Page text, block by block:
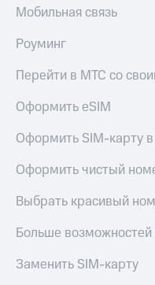
именных
Регистратор
Контакты
деловая этика
Мобильная связь
Роуминг
Перейти в МТС со
Оформить eSIM
Оформить SIM-карту
Оформить чистый
Выбрать красивый
Больше
Заменить SIM-карту